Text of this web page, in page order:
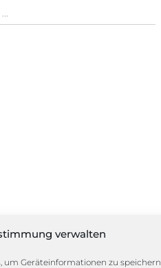
verwalten
um Geräteinformationen zu speichern
…